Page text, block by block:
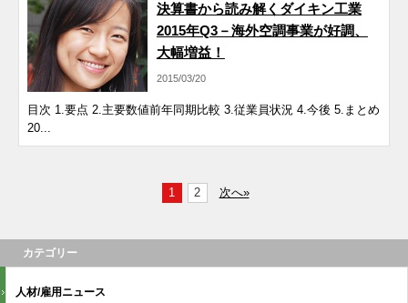
決算書から読み解くダイキン工業
2015年Q3－海外空調事業が好調、
大幅増益！
2015/03/20
目次 1.要点 2.主要数値前年同期比較 3.従業員状況 4.今後 5.まとめ
20...
1 2 次へ»
カテゴリー
人材/雇用ニュース